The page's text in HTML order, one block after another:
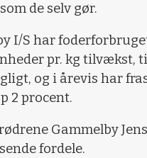
de selv gør.
I/S har
pr. kg tilvækst,
og i årevis har
2 procent.
Gammelby
fordele.